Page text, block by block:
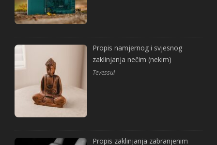
Propis namjernog i svjesnog
zaklinjanja nečim (nekim)
Tevessul
Propis zaklinjanja zabranjenim